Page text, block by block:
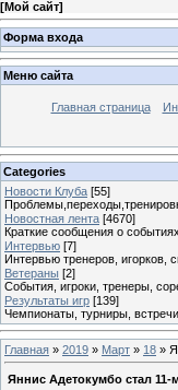
[Мой сайт]
Форма входа
Меню сайта
Главная страница
Categories
Новости Клуба [55]
Новостная лента [4670]
Краткие сообщения о событиях
Интервью [7]
Интервью тренеров, игорков,
Ветераны [2]
События, игроки, тренеры,
Результаты игр [139]
Чемпионаты, турниры, встречи
Главная » 2019 » Март » 18 »
Яннис Адетокумбо стал